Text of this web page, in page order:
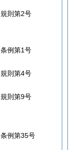
規則第2号
条例第1号
規則第4号
規則第9号
条例第35号